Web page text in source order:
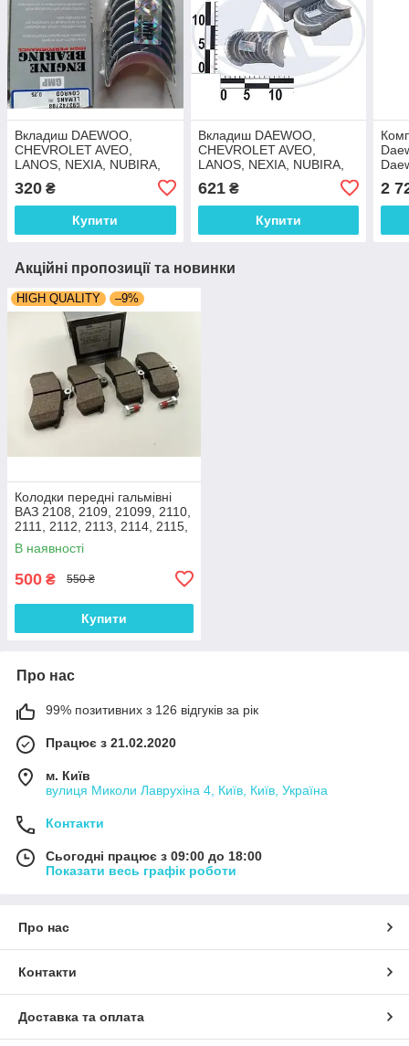
Вкладиш DAEWOO,
CHEVROLET AVEO,
LANOS, NEXIA, NUBIRA,
TACUMA 1.4; 1.5; 1.6; 1.8
(0.25) шатунний комплект
320 ₴
Купити
Вкладиш DAEWOO,
CHEVROLET AVEO,
LANOS, NEXIA, NUBIRA,
TACUMA 1.4; 1.5; 1.6; 1.8
(STD) корінний комплект
621₴
Купити
2
Акційні пропозиції та новинки
HIGH QUALITY –9%
Колодки передні гальмівні
ВАЗ 2108, 2109, 21099, 2110,
2111, 2112, 2113, 2114, 2115,
2170, 1118 ІТАЛІЯ
В наявності
500 ₴ 550 ₴
Купити
Про нас
99% позитивних з 126 відгуків за рік
Працює з 21.02.2020
м. Київ
вулиця Миколи Лаврухіна 4, Київ, Київ, Україна
Контакти
Сьогодні працює з 09:00 до 18:00
Показати весь графік роботи
Про нас
Контакти
Доставка та оплата